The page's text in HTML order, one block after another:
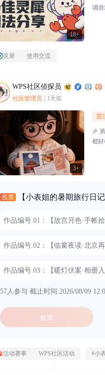
18+
诵
灵犀 使用交流
WPS社区侦探员
社区管理员 1天前
3+
置
🎉
都
投票 【小表姐的暑期旅行日
作品编号.01：【故宫月色·手帐拾
作品编号.02：【临窗夜读·北京再
作品编号.03：【暖灯伏案·相册入
57人参与 截止时间:2026/08/09
投票
活动赛事 WPS社区活动 #小